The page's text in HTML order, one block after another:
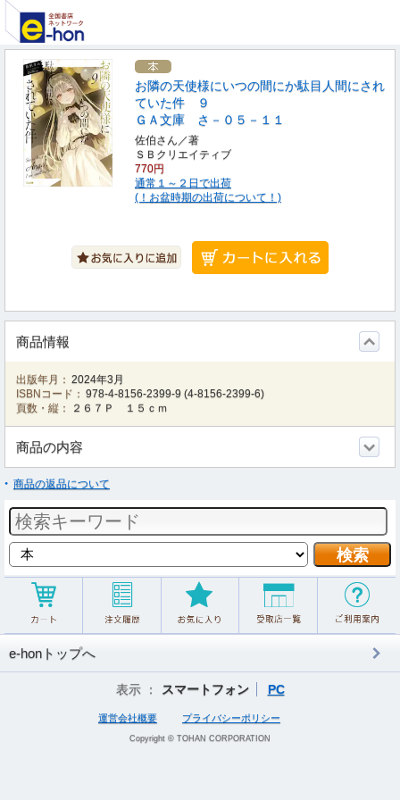
お隣の天使様にいつの間にか駄目人間にされ
ていた件 ９
ＧＡ文庫 さ－０５－１１
佐伯さん／著
ＳＢクリエイティブ
770円
通常１～２日で出荷
(！お盆時期の出荷について！)
商品情報
出版年月： 2024年3月
ISBNコード： 978-4-8156-2399-9 (4-8156-2399-6)
頁数・縦：
２６７Ｐ １５ｃｍ
商品の内容
商品の返品について
e-honトップへ
表示 ： スマートフォン PC
運営会社概要 プライバシーポリシー
Copyright © TOHAN CORPORATION